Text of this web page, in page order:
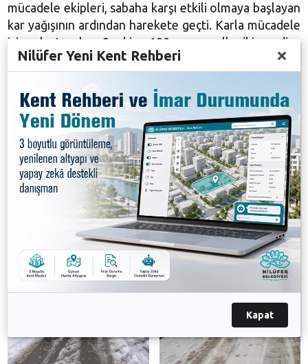
mücadele ekipleri, sabaha karşı etkili olmaya başlayan
kar yağışının ardından harekete geçti. Karla mücadele
için oluşturulan 9 ekip, 100 personelle iki vardiya
halinde 24 saat ilçe genelinde görev başında yer aldı.
birlikte greyder, beko loder, kar küreme, tuzlama
araçları ve kamyonlarla ilçenin kardan etkilenen
bölgelerinde çalışma yaptı. Çalışmalar sonucu Nilüfer
genelinde kapalı yol kalmadı.
Galeri
Nilüfer Yeni Kent Rehberi
Kapat